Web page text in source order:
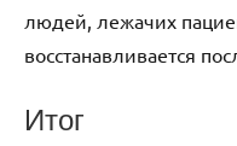
людей, лежачих
восстанавливается
Итог